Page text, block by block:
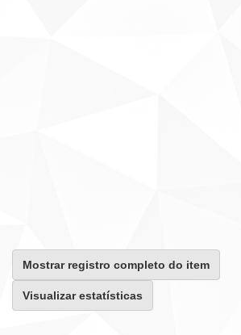
Mostrar registro completo do item
Visualizar estatísticas